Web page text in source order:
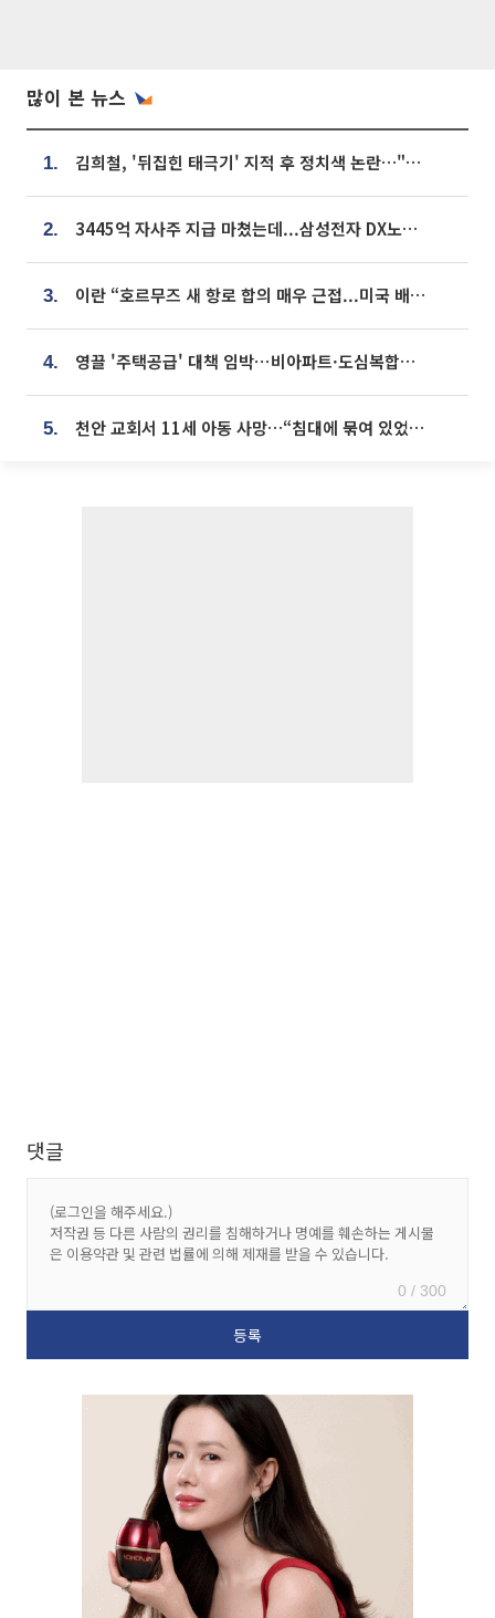
많이 본 뉴스
1. 김희철, '뒤집힌 태극기' 지적 후 정치색 논란…"좌우 떠나 우리나라 국기"
2. 3445억 자사주 지급 마쳤는데...삼성전자 DX노조, 뒤늦은 '떼쓰기 집회'
3. 이란 “호르무즈 새 항로 합의 매우 근접...미국 배상 먼저”
4. 영끌 '주택공급' 대책 임박⋯비아파트·도심복합까지 총동원
5. 천안 교회서 11세 아동 사망…“침대에 묶여 있었다” 진술 확보
댓글
0 / 300